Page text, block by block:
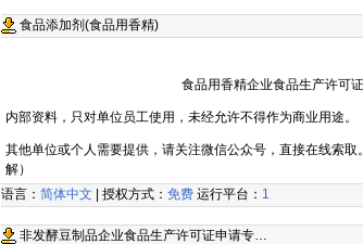
食品添加剂(食品用香精)
食品用香精企业食品生产许可
内部资料，只对单位员工使用，未经允许不得作为商业用途。
其他单位或个人需要提供，请关注微信公众号，直接在线索
解）
语言： 简体中文 | 授权方式： 免费 运行平台： 1
非发酵豆制品企业食品生产许可证申请专…